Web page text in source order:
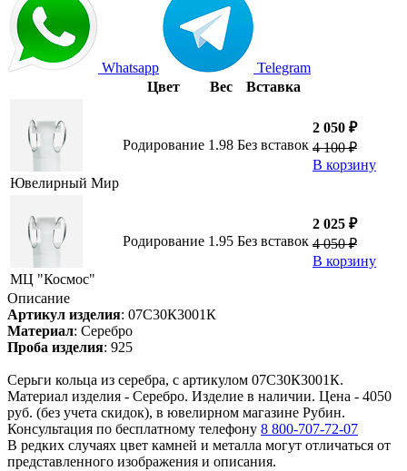
Whatsapp
Telegram
Цвет
Вес Вставка
Ювелирный Мир
Родирование 1.98 Без вставок
2 050 ₽
4 100 ₽
В корзину
МЦ "Космос"
Родирование 1.95 Без вставок
2 025 ₽
4 050 ₽
В корзину
Описание
Артикул изделия: 07С30К3001К
Материал: Серебро
Проба изделия: 925
Серьги кольца из серебра, с артикулом 07С30К3001К.
Материал изделия - Серебро. Изделие в наличии. Цена - 4050
руб. (без учета скидок), в ювелирном магазине Рубин.
Консультация по бесплатному телефону 8 800-707-72-07
В редких случаях цвет камней и металла могут отличаться от
представленного изображения и описания.